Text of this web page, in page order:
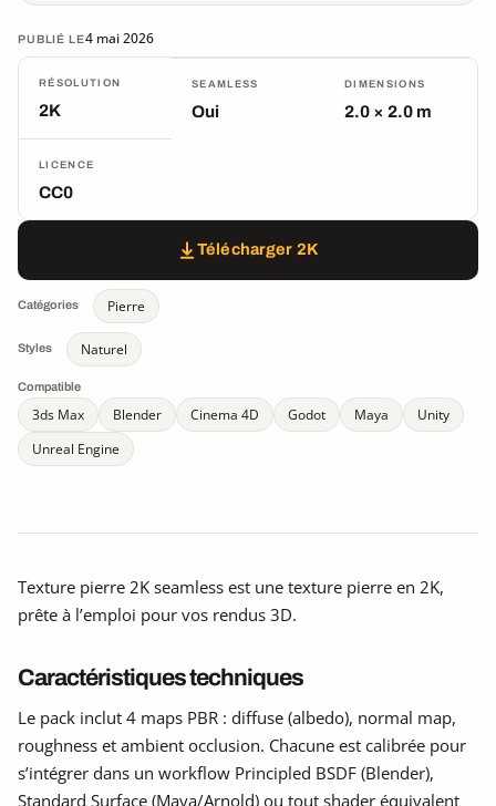
PUBLIÉ LE4 mai 2026
RÉSOLUTION
2K
SEAMLESS
Oui
DIMENSIONS
2.0 × 2.0 m
LICENCE
CC0
Télécharger 2K
Catégories Pierre
Styles Naturel
Compatible
3ds Max Blender Cinema 4D Godot Maya
Unity
Unreal Engine
Texture pierre 2K seamless est une texture pierre en 2K,
prête à l’emploi pour vos rendus 3D.
Caractéristiques techniques
Le pack inclut 4 maps PBR : diffuse (albedo), normal map,
roughness et ambient occlusion. Chacune est calibrée pour
s’intégrer dans un workflow Principled BSDF (Blender),
Standard Surface (Maya/Arnold) ou tout shader équivalent